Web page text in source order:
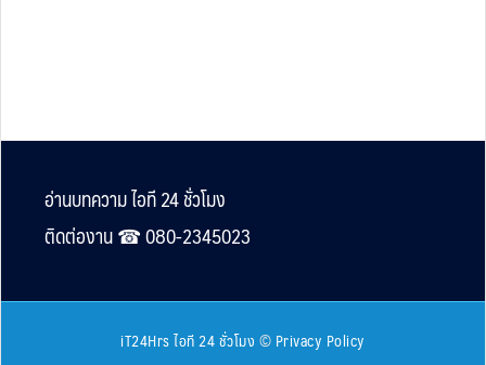
Footer
อ่านบทความ ไอที 24 ชั่วโมง
ติดต่องาน ☎︎ 080-2345023
iT24Hrs ไอที 24 ชั่วโมง © Privacy Policy